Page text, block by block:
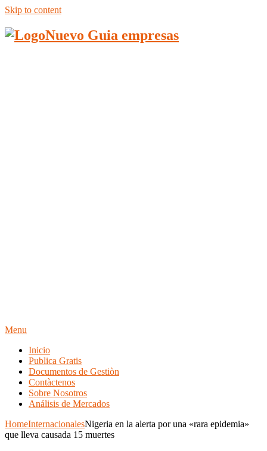
Skip to content
Menu
Inicio
Publica Gratis
Documentos de Gestiòn
Contàctenos
Sobre Nosotros
Análisis de Mercados
HomeInternacionalesNigeria en la alerta por una «rara epidemia»
que lleva causada 15 muertes